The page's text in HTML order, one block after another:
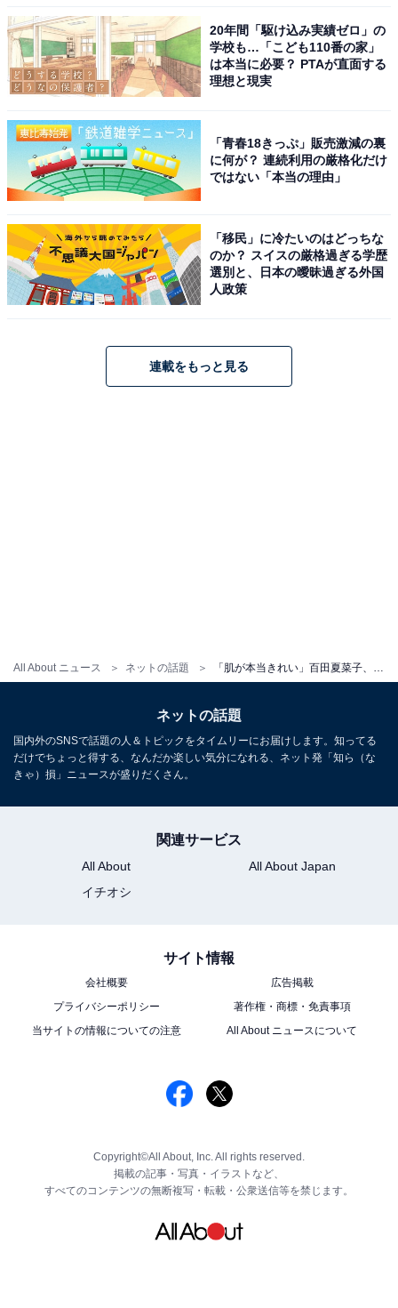
All About ニュース ネットの話題
20年間「駆け込み実績ゼロ」の
学校も…「こども110番の家」
は本当に必要？ PTAが直面する
理想と現実
「青春18きっぷ」販売激減の裏
に何が？ 連続利用の厳格化だけ
ではない「本当の理由」
「移民」に冷たいのはどっちな
のか？ スイスの厳格過ぎる学歴
選別と、日本の曖昧過ぎる外国
人政策
連載をもっと見る
ネットの話題
国内外のSNSで話題の人＆トピックをタイムリーにお届けします。知ってる
だけでちょっと得する、なんだか楽しい気分になれる、ネット発「知ら（な
きゃ）損」ニュースが盛りだくさん。
関連サービス
All About
All About Japan
イチオシ
サイト情報
会社概要
広告掲載
プライバシーポリシー
著作権・商標・免責事項
当サイトの情報についての注意
All About ニュースについて
Copyright©All About, Inc. All rights reserved.
掲載の記事・写真・イラストなど、
すべてのコンテンツの無断複写・転載・公衆送信等を禁じます。